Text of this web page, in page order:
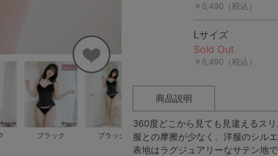
ブラック ブラック ブラック ブラック
￥6,490（税込）
Lサイズ
Sold Out
￥6,490（税込）
商品説明
360度どこから見ても見違えるスリ
服との摩擦が少なく、洋服のシル
表地はラグジュアリーなサテン地